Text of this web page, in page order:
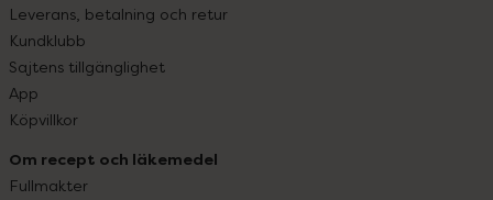
Leverans, betalning och retur
Kundklubb
Sajtens tillgänglighet
App
Köpvillkor
Om recept och läkemedel
Fullmakter